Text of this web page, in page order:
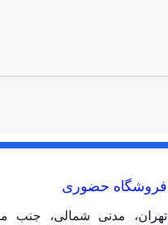
فروشگاه حضوری
تهران، مدنی شمالی، جنب